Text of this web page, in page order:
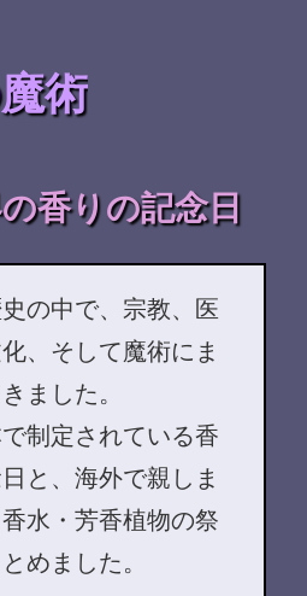
術
香りの記念日
の中で、宗教、医
、そして魔術にま
ました。
制定されている香
と、海外で親しま
水・芳香植物の祭
めました。